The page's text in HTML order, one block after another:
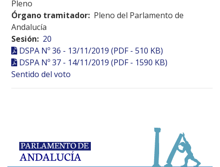
Pleno
Órgano tramitador: Pleno del Parlamento de
Andalucía
Sesión: 20
DSPA Nº 36 - 13/11/2019 (PDF - 510 KB)
DSPA Nº 37 - 14/11/2019 (PDF - 1590 KB)
Sentido del voto